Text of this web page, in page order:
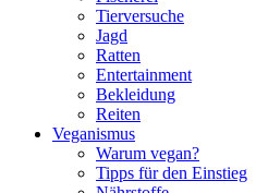
Tierversuche
Jagd
Ratten
Entertainment
Bekleidung
Reiten
Veganismus
Warum vegan?
Tipps für den Einstieg